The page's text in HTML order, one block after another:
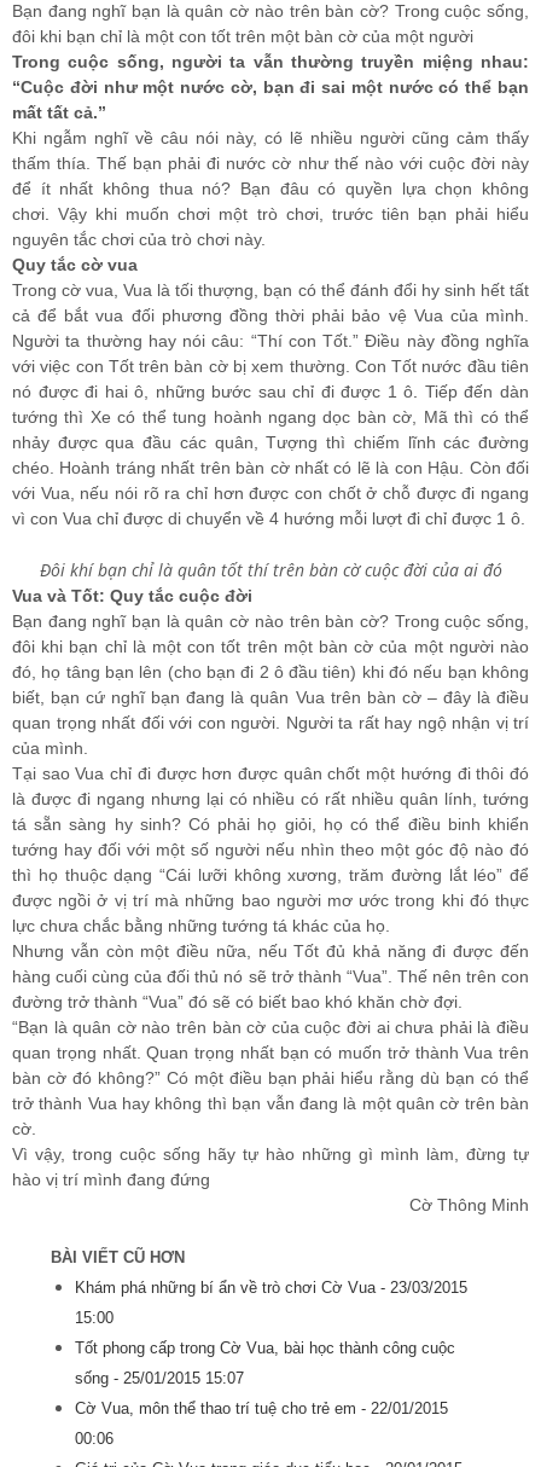
Bạn đang nghĩ bạn là quân cờ nào trên bàn cờ? Trong cuộc sống,
đôi khi bạn chỉ là một con tốt trên một bàn cờ của một người
Trong cuộc sống, người ta vẫn thường truyền miệng nhau:
“Cuộc đời như một nước cờ, bạn đi sai một nước có thể bạn
mất tất cả.”
Khi ngẫm nghĩ về câu nói này, có lẽ nhiều người cũng cảm thấy
thấm thía. Thế bạn phải đi nước cờ như thế nào với cuộc đời này
để ít nhất không thua nó? Bạn đâu có quyền lựa chọn không
chơi
Vậy khi muốn chơi một trò chơi, trước tiên bạn phải hiểu
nguyên tắc chơi của trò chơi này.
Quy tắc cờ vua
Trong cờ vua, Vua là tối thượng, bạn có thể đánh đổi hy sinh hết tất
cả để bắt vua đối phương đồng thời phải bảo vệ Vua của mình.
Người ta thường hay nói câu: “Thí con Tốt.” Điều này đồng nghĩa
với việc con Tốt trên bàn cờ bị xem thường. Con Tốt nước đầu tiên
nó được đi hai ô, những bước sau chỉ đi được 1 ô
Tiếp đến dàn
tướng thì Xe có thể tung hoành ngang dọc bàn cờ, Mã thì có thể
nhảy được qua đầu các quân, Tượng thì chiếm lĩnh các đường
chéo. Hoành tráng nhất trên bàn cờ nhất có lẽ là con Hậu. Còn đối
với Vua, nếu nói rõ ra chỉ hơn được con chốt ở chỗ được đi ngang
vì con Vua chỉ được di chuyển về 4 hướng mỗi lượt đi chỉ được 1 ô.
Đôi khí bạn chỉ là quân tốt thí trên bàn cờ cuộc đời của ai đó
Vua và Tốt: Quy tắc cuộc đời
Bạn đang nghĩ bạn là quân cờ nào trên bàn cờ? Trong cuộc sống,
đôi khi bạn chỉ là một con tốt trên một bàn cờ của một người nào
đó, họ tâng bạn lên (cho bạn đi 2 ô đầu tiên) khi đó nếu bạn không
biết, bạn cứ nghĩ bạn đang là quân Vua trên bàn cờ – đây là điều
quan trọng nhất đối với con người. Người ta rất hay ngộ nhận vị trí
của mình.
Tại sao Vua chỉ đi được hơn được quân chốt một hướng đi thôi đó
là được đi ngang nhưng lại có nhiều có rất nhiều quân lính, tướng
tá sẵn sàng hy sinh? Có phải họ giỏi, họ có thể điều binh khiển
tướng hay đối với một số người nếu nhìn theo một góc độ nào đó
thì họ thuộc dạng “Cái lưỡi không xương, trăm đường lắt léo” để
được ngồi ở vị trí mà những bao người mơ ước trong khi đó thực
lực chưa chắc bằng những tướng tá khác của họ.
Nhưng vẫn còn một điều nữa, nếu Tốt đủ khả năng đi được đến
hàng cuối cùng của đối thủ nó sẽ trở thành “Vua”. Thế nên trên con
đường trở thành “Vua” đó sẽ có biết bao khó khăn chờ đợi.
“Bạn là quân cờ nào trên bàn cờ của cuộc đời ai chưa phải là điều
quan trọng nhất. Quan trọng nhất bạn có muốn trở thành Vua trên
bàn cờ đó không?” Có một điều bạn phải hiểu rằng dù bạn có thể
trở thành Vua hay không thì bạn vẫn đang là một quân cờ trên bàn
cờ.
Vì vậy, trong cuộc sống hãy tự hào những gì mình làm, đừng tự
hào vị trí mình đang đứng
Cờ Thông Minh
BÀI VIẾT CŨ HƠN
Khám phá những bí ẩn về trò chơi Cờ Vua -23/03/2015
15:00
Tốt phong cấp trong Cờ Vua, bài học thành công cuộc
sống -25/01/2015 15:07
Cờ Vua, môn thể thao trí tuệ cho trẻ em -22/01/2015
00:06